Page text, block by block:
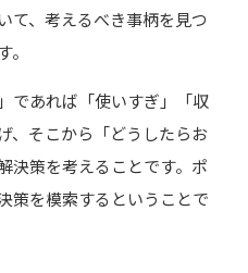
て、考えるべき事柄を見つ
であれば「使いすぎ」「収
、そこから「どうしたらお
決策を考えることです。ポ
策を模索するということで